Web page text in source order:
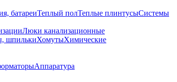
батареиТеплый полТеплые плинтусыСистемы
Люки канализационные
шпилькиХомутыХимические
Аппаратура